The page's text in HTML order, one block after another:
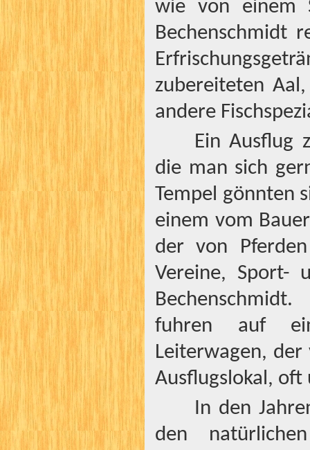
wie von einem
Bechenschmidt
zubereiteten
andere
Ein Ausflug
die man sich
Tempel gönnten
einem vom
der von
Vereine, Sport-
fuhren auf
Leiterwagen,
Ausflugslokal, oft
In den
den